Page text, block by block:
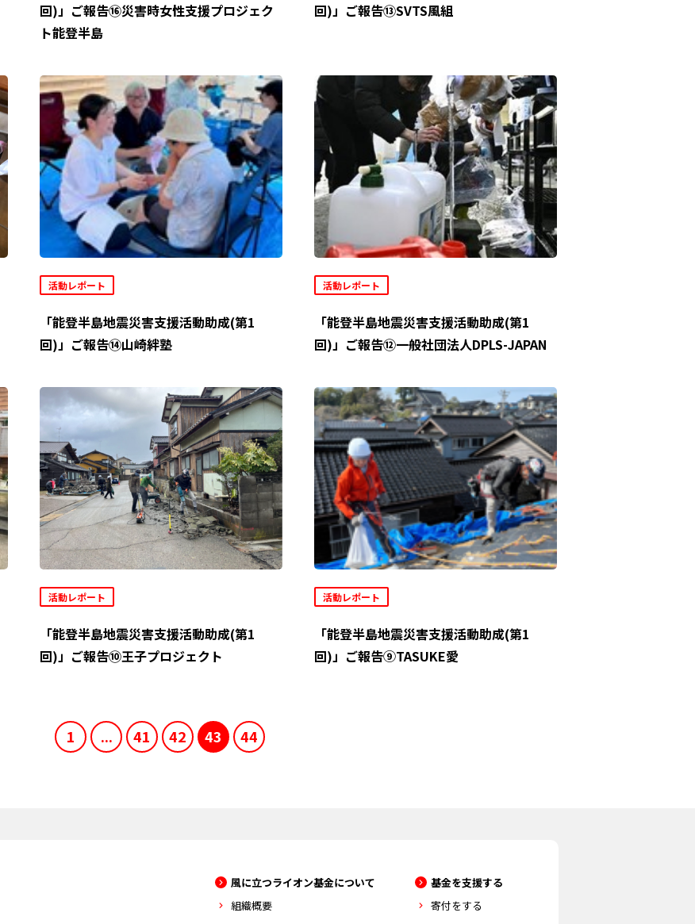
回)」ご報告⑯災害時女性支援プロジェク
ト能登半島
回)」ご報告⑬SVTS風組
活動レポート
「能登半島地震災害支援活動助成(第1
回)」ご報告⑭山崎絆塾
活動レポート
「能登半島地震災害支援活動助成(第1
回)」ご報告⑫一般社団法人DPLS-JAPAN
活動レポート
「能登半島地震災害支援活動助成(第1
回)」ご報告⑩王子プロジェクト
活動レポート
「能登半島地震災害支援活動助成(第1
回)」ご報告⑨TASUKE愛
1 ... 41 42 43 44
風に立つライオン基金について
組織概要
基金を支援する
寄付をする